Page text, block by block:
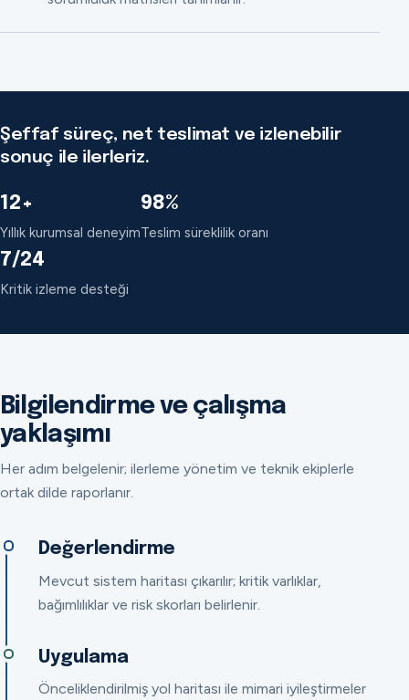
Şeffaf süreç, net teslimat ve izlenebilir
sonuç ile ilerleriz.
12+
Yıllık kurumsal deneyim
98%
Teslim süreklilik oranı
7/24
Kritik izleme desteği
Bilgilendirme ve çalışma
yaklaşımı
Her adım belgelenir; ilerleme yönetim ve teknik ekiplerle
ortak dilde raporlanır.
Değerlendirme
Mevcut sistem haritası çıkarılır; kritik varlıklar,
bağımlılıklar ve risk skorları belirlenir.
Uygulama
Önceliklendirilmiş yol haritası ile mimari iyileştirmeler